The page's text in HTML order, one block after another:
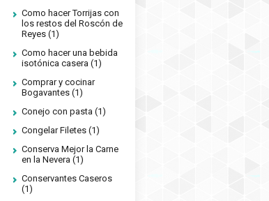
Como hacer Torrijas con
los restos del Roscón de
Reyes (1)
Como hacer una bebida
isotónica casera (1)
Comprar y cocinar
Bogavantes (1)
Conejo con pasta (1)
Congelar Filetes (1)
Conserva Mejor la Carne
en la Nevera (1)
Conservantes Caseros
(1)